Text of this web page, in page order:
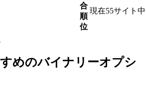
合
順
位
現在55サイト
めのバイナリーオプシ